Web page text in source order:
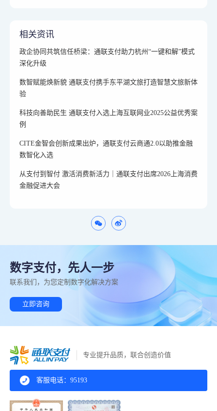
相关资讯
政企协同共筑信任桥梁：通联支付助力杭州“一键和解”模式
深化升级
数智赋能焕新貌 通联支付携手东平湖文旅打造智慧文旅新体
验
科技向善助民生 通联支付入选上海互联网业2025公益优秀案
例
CITE金智会创新成果出炉，通联支付云商通2.0以助推金融
数智化入选
从支付到智付 激活消费新活力｜通联支付出席2026上海消费
金融促进大会
数字支付，先人一步
联系我们，为您定制数字化解决方案
立即咨询
专业提升品质，联合创造价值
客服电话：95193